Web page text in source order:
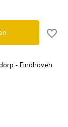
- Eindhoven